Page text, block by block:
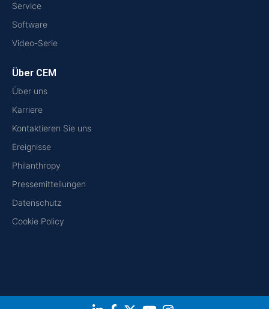
Service
Software
Video-Serie
Über CEM
Über uns
Karriere
Kontaktieren Sie uns
Ereignisse
Philanthropy
Pressemitteilungen
Datenschutz
Cookie Policy